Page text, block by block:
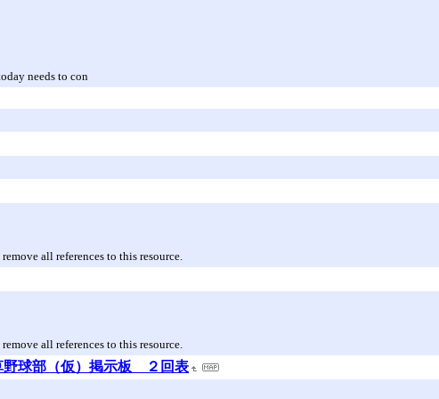
needs to con
all references to this resource.
all references to this resource.
野球部（仮）掲示板 ２回表